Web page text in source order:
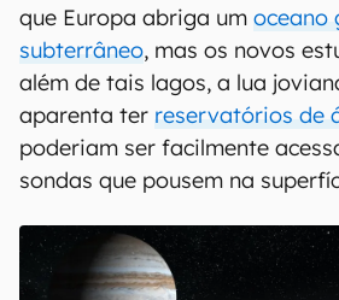
que Europa abriga um oceano
subterrâneo, mas os novos
além de tais lagos, a lua
aparenta ter reservatórios de
poderiam ser facilmente
sondas que pousem na